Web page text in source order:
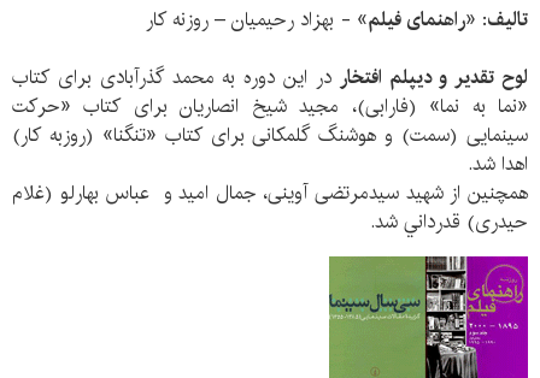
تالیف: «راهنمای فیلم» - بهزاد رحیمیان – روزنه کار
لوح تقدیر و دیپلم افتخار در این دوره به محمد گذرآبادی برای کتاب
«نما به نما» (فارابی)، مجید شیخ انصاریان برای کتاب «حرکت
سینمایی (سمت) و هوشنگ گلمکانی برای کتاب «تنگنا» (روزبه کار)
اهدا شد.
همچنین از شهید سیدمرتضی آوینی، جمال امید و عباس بهارلو (غلام
حیدری) قدرداني شد.